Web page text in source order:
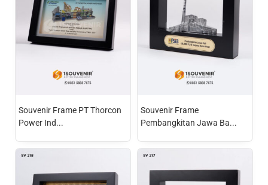
Souvenir Frame PT Thorcon
Power Ind...
Souvenir Frame
Pembangkitan Jawa Ba...